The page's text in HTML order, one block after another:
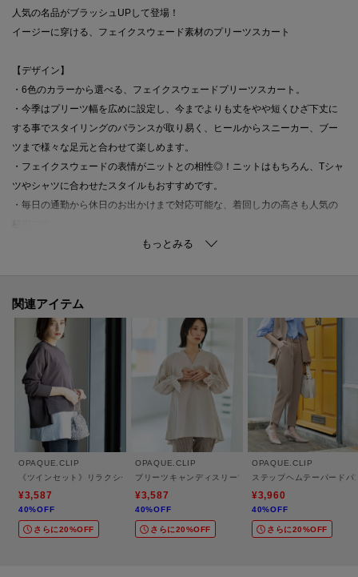
人気の名品がブラッシュUPして登場！
イージーに穿ける、フェイクスウェード素材のプリーツスカート
【デザイン】
・6色のカラーから選べる、フェイクスウェードプリーツスカート。
・今季はプリーツ幅を広めに設定し、今までよりも丈をやや短くひざ下丈に
する事でスタイリングのバランスが取り易く、ヒールからスニーカー、ブー
ツまで様々な足元と合わせて楽しめます。
・フェイクスウェードの表情がニットとの相性◎！ニットはもちろん、Tシャ
ツやシャツに合わせたスタイルもおすすめです。
・毎日の通勤から休日のお出かけまで対応可能な、着回し力の高さも人気の
・ウエストはゴム仕様で穿き心地も快適です。
・程よい厚みでストレッチの効いたフェイクスウェード素材を使用。
・控えめな光沢が大人な表情を演出してくれるので、キレイ見えします。
・マシンウォッシャブルでご自宅でのお洗濯が可能。
・静電気防止加工を施し、裏地なしでも着心地の良さを実現。
※本製品は、まったく静電気を発生させないものではありません。放電につ
いては環境によって変化します。
※この効果は永久的なものではありません。
【仕様】
・ポケットなし
・ウエスト総ゴム
・裏地なし
関連アイテム
OPAQUE.CLIP
《ツインセット》リラクシーサイドスリットニット×ドッキングタンク【洗濯機洗い可】
¥3,587
40%OFF
さらに20%OFF
OPAQUE.CLIP
プリーツキャンディスリーブブラウス【洗濯機洗い可】
¥3,587
40%OFF
さらに20%OFF
OPAQUE.CLIP
ステップヘムテーパード
¥3,960
40%OFF
さらに20%OFF